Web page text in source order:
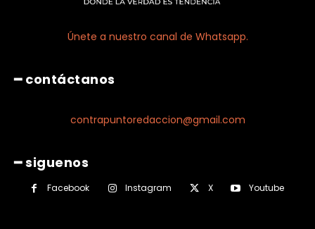
Únete a nuestro canal de Whatsapp.
━ contáctanos
contrapuntoredaccion@gmail.com
━ siguenos
Facebook Instagram X Youtube